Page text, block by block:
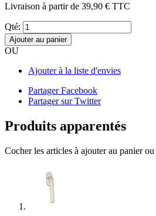
Livraison à partir de 39,90 € TTC
Qté:
Ajouter au panier
OU
Ajouter à la liste d'envies
Partager Facebook
Partager sur Twitter
Produits apparentés
Cocher les articles à ajouter au panier ou